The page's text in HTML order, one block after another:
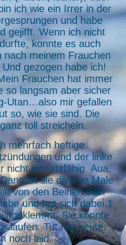
ich wie ein Irrer in der
und habe
gejifft. Wenn ich nicht
konnte es auch
nach meinem Frauchen
gezogen habe ich!
Frauchen hat immer
so langsam aber sicher
Utan…also mir gefallen
so, wie sie sind. Die
toll streicheln.
mehrfach heftige
und der linke
nicht einsatzfähig. Aua,
ist sie diverse Male
von den Beinen oder
und hat sich dabei 1
Sie konnte
laufen. Tut mir heute
noch leid.